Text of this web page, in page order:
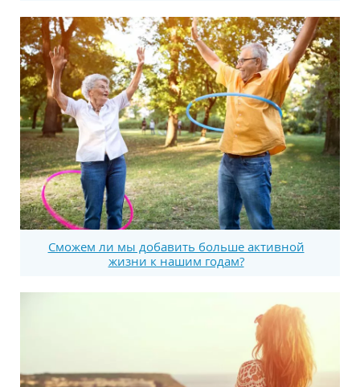
Сможем ли мы добавить больше активной
жизни к нашим годам?